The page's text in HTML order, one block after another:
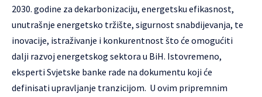
2030. godine za dekarbonizaciju, energetsku efikasnost,
unutrašnje energetsko tržište, sigurnost snabdijevanja, te
inovacije, istraživanje i konkurentnost što će omogućiti
dalji razvoj energetskog sektora u BiH. Istovremeno,
eksperti Svjetske banke rade na dokumentu koji će
definisati upravljanje tranzicijom. U ovim pripremnim